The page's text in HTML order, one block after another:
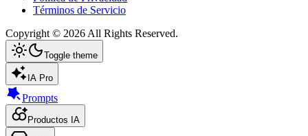
Términos de Servicio
Copyright © 2026 All Rights Reserved.
Toggle theme
IA Pro
Prompts
Productos IA